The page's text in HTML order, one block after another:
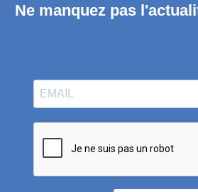
Ne manquez pas